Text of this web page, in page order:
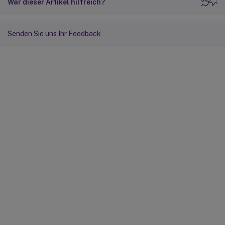
War dieser Artikel hilfreich?
Senden Sie uns Ihr Feedback